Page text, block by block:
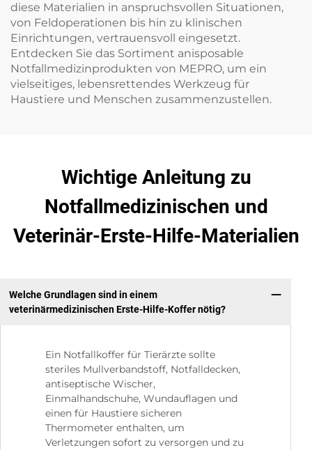
diese Materialien in anspruchsvollen Situationen,
von Feldoperationen bis hin zu klinischen
Einrichtungen, vertrauensvoll eingesetzt.
Entdecken Sie das Sortiment anisposable
Notfallmedizinprodukten von MEPRO, um ein
vielseitiges, lebensrettendes Werkzeug für
Haustiere und Menschen zusammenzustellen.
Wichtige Anleitung zu
Notfallmedizinischen und
Veterinär-Erste-Hilfe-Materialien
Welche Grundlagen sind in einem
veterinärmedizinischen Erste-Hilfe-Koffer nötig?
Ein Notfallkoffer für Tierärzte sollte
steriles Mullverbandstoff, Notfalldecken,
antiseptische Wischer,
Einmalhandschuhe, Wundauflagen und
einen für Haustiere sicheren
Thermometer enthalten, um
Verletzungen sofort zu versorgen und zu